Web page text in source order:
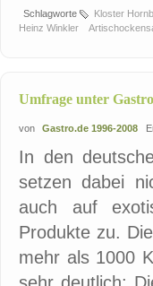
Schlagworte Kloster
Heinz Winkler
Umfrage unter
von Gastro.de 1996-2008
In den
setzen dabei
auch auf
Produkte zu.
mehr als 1000